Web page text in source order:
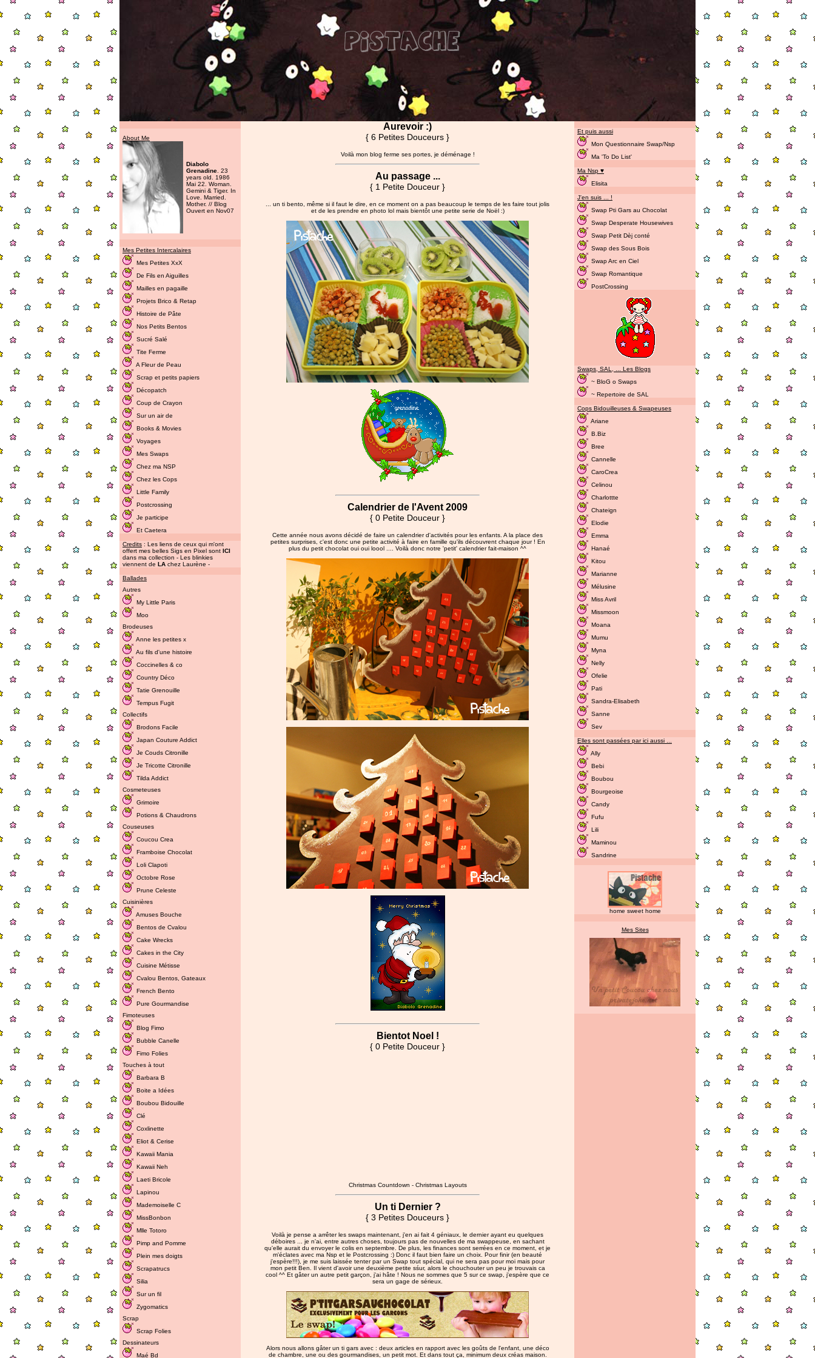
About Me
Diabolo
Grenadine . 23
years old. 1986
Mai 22. Woman.
Gemini & Tiger. In
Love. Married.
Mother. // Blog
Ouvert en Nov07
Mes Petites Intercalaires
Mes Petites XxX
De Fils en Aiguilles
Mailles en pagaille
Projets Brico & Retap
Histoire de Pâte
Nos Petits Bentos
Sucré Salé
Tite Ferme
A Fleur de Peau
Scrap et petits papiers
Décopatch
Coup de Crayon
Sur un air de
Books & Movies
Voyages
Mes Swaps
Chez ma NSP
Chez les Cops
Little Family
Postcrossing
Je participe
Et Caetera
Credits : Les liens de ceux qui m'ont
offert mes belles Sigs en Pixel sont ICI
dans ma collection - Les blinkies
viennent de LA chez Laurène -
Ballades
Autres
My Little Paris
Moo
Brodeuses
Anne les petites x
Au fils d'une histoire
Coccinelles & co
Country Déco
Tatie Grenouille
Tempus Fugit
Collectifs
Brodons Facile
Japan Couture Addict
Je Couds Citronille
Je Tricotte Citronille
Tilda Addict
Cosmeteuses
Grimoire
Potions & Chaudrons
Couseuses
Coucou Crea
Framboise Chocolat
Loli Clapoti
Octobre Rose
Prune Celeste
Cuisinières
Amuses Bouche
Bentos de Cvalou
Cake Wrecks
Cakes in the City
Cuisine Métisse
Cvalou Bentos Gateaux
French Bento
Pure Gourmandise
Fimoteuses
Blog Fimo
Bubble Canelle
Fimo Folies
Touches à tout
Barbara B
Boite a Idées
Boubou Bidouille
Clé
Coxlinette
Eliot & Cerise
Kawaii Mania
Kawaii Neh
Laeti Bricole
Lapinou
Mademoiselle C
MissBonbon
Mlle Totoro
Pimp and Pomme
Plein mes doigts
Scrapatrucs
Silia
Sur un fil
Zygomatics
Scrap
Scrap Folies
Dessinateurs
Maé Bd
Aurevoir :)
{ 6 Petites Douceurs }
Voilà mon blog ferme ses portes, je déménage !
Au passage ...
{ 1 Petite Douceur }
... un ti bento, même si il faut le dire, en ce moment on a pas beaucoup le temps de les faire tout jolis
et de les prendre en photo lol mais bientôt une petite serie de Noël :)
Calendrier de l'Avent 2009
{ 0 Petite Douceur }
Cette année nous avons décidé de faire un calendrier d'activités pour les enfants. A la place des
petites surprises, c'est donc une petite activité à faire en famille qu'ils découvrent chaque jour ! En
plus du petit chocolat oui oui loool .... Voilà donc notre 'petit' calendrier fait-maison ^^
Bientot Noel !
{ 0 Petite Douceur }
Christmas Countdown - Christmas Layouts
Un ti Dernier ?
{ 3 Petites Douceurs }
Voilà je pense a arrêter les swaps maintenant, j'en ai fait 4 géniaux, le dernier ayant eu quelques
déboires ... je n'ai, entre autres choses, toujours pas de nouvelles de ma swappeuse, en sachant
qu'elle aurait du envoyer le colis en septembre. De plus, les finances sont serrées en ce moment, et je
m'éclates avec ma Nsp et le Postcrossing :) Donc il faut bien faire un choix. Pour finir (en beauté
j'espère!!!), je me suis laissée tenter par un Swap tout spécial, qui ne sera pas pour moi mais pour
mon petit Ben. Il vient d'avoir une deuxième petite sśur, alors le chouchouter un peu je trouvais ca
cool ^^ Et gâter un autre petit garçon, j'ai hâte ! Nous ne sommes que 5 sur ce swap, j'espère que ce
sera un gage de sérieux.
Alors nous allons gâter un ti gars avec : deux articles en rapport avec les goûts de l'enfant, une déco
de chambre, une ou des gourmandises, un petit mot. Et dans tout ça, minimum deux créas maison.
Et puis aussi
Mon Questionnaire Swap/Nsp
Ma 'To Do List'
Ma Nsp ♥
Elisita
J'en suis ... !
Swap Pti Gars au Chocolat
Swap Desperate Housewives
Swap Petit Dèj conté
Swap des Sous Bois
Swap Arc en Ciel
Swap Romantique
PostCrossing
Swaps, SAL, ... Les Blogs
~ BloG o Swaps
~ Repertoire de SAL
Cops Bidouilleuses & Swapeuses
Ariane
B.Biz
Bree
Cannelle
CaroCrea
Celinou
Charlottte
Chateign
Elodie
Emma
Hanaé
Kitou
Marianne
Mélusine
Miss Avril
Missmoon
Moana
Mumu
Myna
Nelly
Ofelie
Pati
Sandra-Elisabeth
Sanne
Sev
Elles sont passées par ici aussi ...
Ally
Bebi
Boubou
Bourgeoise
Candy
Fufu
Lili
Maminou
Sandrine
home sweet home
Mes Sites